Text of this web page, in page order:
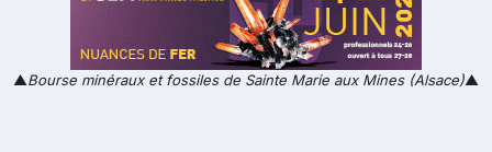
▲Bourse minéraux et fossiles de Sainte Marie aux Mines (Alsace)▲